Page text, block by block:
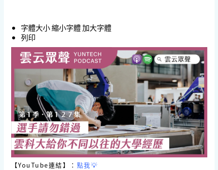
字體大小縮小字體加大字體
列印
【YouTube連結】： 點我💡